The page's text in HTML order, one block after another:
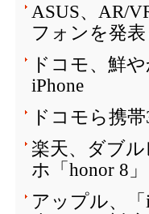
ASUS、AR/
フォンを発表
ドコモ、鮮
iPhone
ドコモら携
楽天、ダブ
ホ「honor 8」
アップル、「